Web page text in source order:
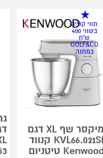
תווי קנייה
בשווי 400
ש"ח
GOLF&CO
במתנה
מיקסר שף XL דגם
KVL66.021SI קנווד
Kenwood טיטניום